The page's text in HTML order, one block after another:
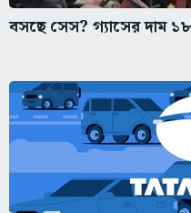
বসছে সেস? গ্যাসের দাম ১৮